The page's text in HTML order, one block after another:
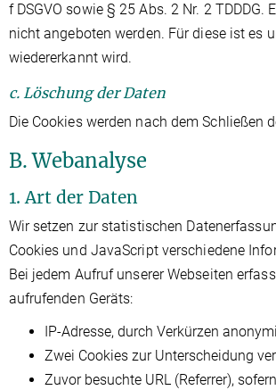
f DSGVO sowie § 25 Abs. 2 Nr. 2
nicht angeboten werden. Für diese ist es
wiedererkannt wird.
c. Löschung der Daten
Die Cookies werden nach dem Schließen
B. Webanalyse
1. Art der Daten
Wir setzen zur statistischen
Cookies und JavaScript verschiedene
Bei jedem Aufruf unserer Webseiten
aufrufenden Geräts:
IP-Adresse, durch Verkürzen
Zwei Cookies zur Unterscheidung
Zuvor besuchte URL (Referrer),